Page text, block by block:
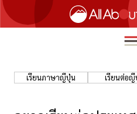
เรียนภาษาญี่ปุ่น เรียนต่อ